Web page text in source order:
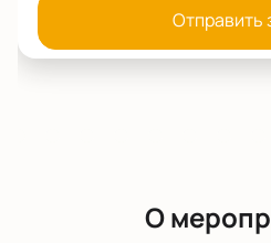
Отправить
О